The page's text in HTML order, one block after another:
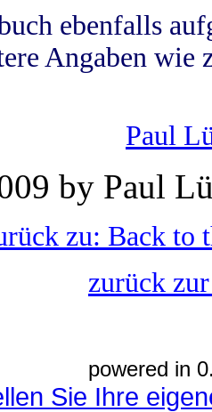
ebenfalls
Angaben wie
Paul
by Paul
zu: Back to
zurück
powered in
Sie Ihre